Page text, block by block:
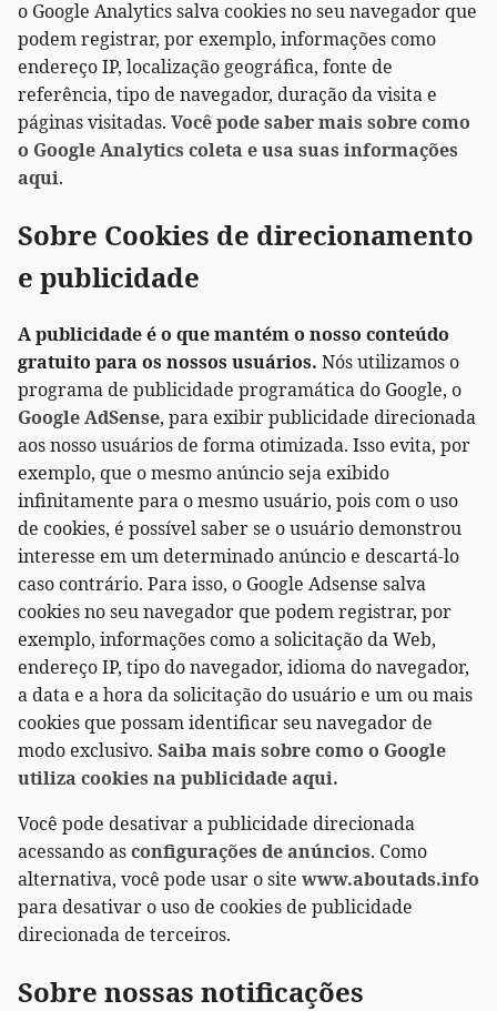
o Google Analytics salva cookies no seu navegador que
podem registrar, por exemplo, informações como
endereço IP, localização geográfica, fonte de
referência, tipo de navegador, duração da visita e
páginas visitadas. Você pode saber mais sobre como
o Google Analytics coleta e usa suas informações
aqui.
Sobre Cookies de direcionamento
e publicidade
A publicidade é o que mantém o nosso conteúdo
gratuito para os nossos usuários. Nós utilizamos o
programa de publicidade programática do Google, o
Google AdSense, para exibir publicidade direcionada
aos nosso usuários de forma otimizada. Isso evita, por
exemplo, que o mesmo anúncio seja exibido
infinitamente para o mesmo usuário, pois com o uso
de cookies, é possível saber se o usuário demonstrou
interesse em um determinado anúncio e descartá-lo
caso contrário. Para isso, o Google Adsense salva
cookies no seu navegador que podem registrar, por
exemplo, informações como a solicitação da Web,
endereço IP, tipo do navegador, idioma do navegador,
a data e a hora da solicitação do usuário e um ou mais
cookies que possam identificar seu navegador de
modo exclusivo. Saiba mais sobre como o Google
utiliza cookies na publicidade aqui.
Você pode desativar a publicidade direcionada
acessando asconfigurações de anúncios. Como
alternativa, você pode usar o site www.aboutads.info
para desativar o uso de cookies de publicidade
direcionada de terceiros.
Sobre nossas notificações